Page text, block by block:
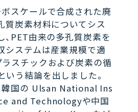
ボスケールで合成された廃
質炭素材料についてシス
、PET由来の多孔質炭素を
システムは産業規模で適
ラスチックおよび炭素の循
いう結論を出しました。
韓国の Ulsan National Ins
and Technologyや中国